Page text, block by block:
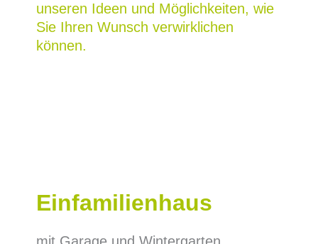
unseren Ideen und Möglichkeiten, wie
Sie Ihren Wunsch verwirklichen
können.
Einfamilienhaus